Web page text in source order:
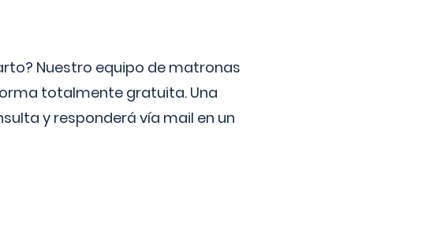
Nuestro equipo de matronas
totalmente gratuita. Una
y responderá vía mail en un